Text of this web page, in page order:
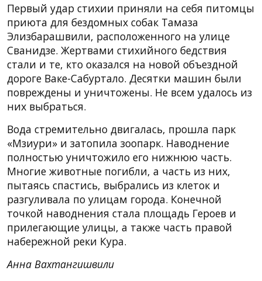
Первый удар стихии приняли на себя питомцы
приюта для бездомных собак Тамаза
Элизбарашвили, расположенного на улице
Сванидзе. Жертвами стихийного бедствия
стали и те, кто оказался на новой объездной
дороге Ваке-Сабуртало. Десятки машин были
повреждены и уничтожены. Не всем удалось из
них выбраться.
Вода стремительно двигалась, прошла парк
«Мзиури» и затопила зоопарк. Наводнение
полностью уничтожило его нижнюю часть.
Многие животные погибли, а часть из них,
пытаясь спастись, выбрались из клеток и
разгуливала по улицам города. Конечной
точкой наводнения стала площадь Героев и
прилегающие улицы, а также часть правой
набережной реки Кура.
Анна Вахтангишвили